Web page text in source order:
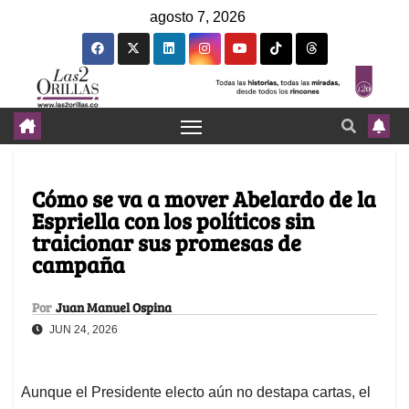
agosto 7, 2026
Cómo se va a mover Abelardo de la
Espriella con los políticos sin
traicionar sus promesas de
campaña
Por Juan Manuel Ospina
JUN 24, 2026
Aunque el Presidente electo aún no destapa cartas, el